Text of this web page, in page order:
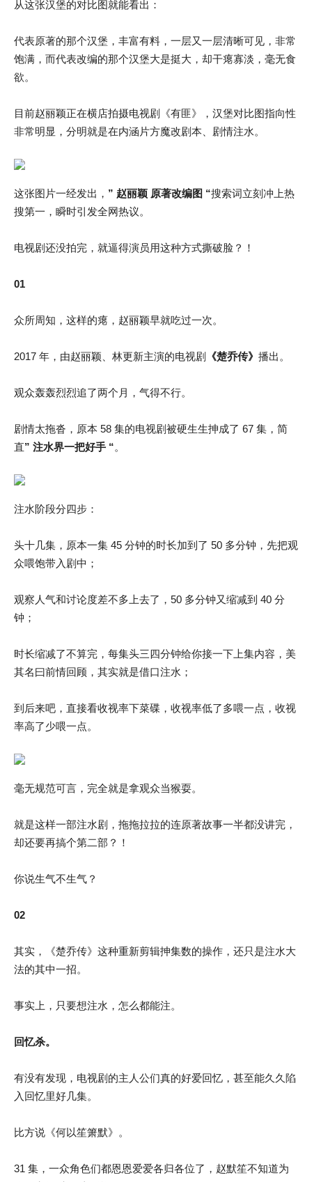
从这张汉堡的对比图就能看出：
代表原著的那个汉堡，丰富有料，一层又一层清晰可见，非常
饱满，而代表改编的那个汉堡大是挺大，却干瘪寡淡，毫无食
欲。
目前赵丽颖正在横店拍摄电视剧《有匪》，汉堡对比图指向性
非常明显，分明就是在内涵片方魔改剧本、剧情注水。
这张图片一经发出， ” 赵丽颖 原著改编图 “搜索词立刻冲上热
搜第一，瞬时引发全网热议。
电视剧还没拍完，就逼得演员用这种方式撕破脸？！
01
众所周知，这样的瘪，赵丽颖早就吃过一次。
2017 年，由赵丽颖、林更新主演的电视剧 《楚乔传》 播出。
观众轰轰烈烈追了两个月，气得不行。
剧情太拖沓，原本 58 集的电视剧被硬生生抻成了 67 集，简
直” 注水界一把好手 “。
注水阶段分四步：
头十几集，原本一集 45 分钟的时长加到了 50 多分钟，先把观
众喂饱带入剧中；
观察人气和讨论度差不多上去了，50 多分钟又缩减到 40 分
钟；
时长缩减了不算完，每集头三四分钟给你接一下上集内容，美
其名曰前情回顾，其实就是借口注水；
到后来吧，直接看收视率下菜碟，收视率低了多喂一点，收视
率高了少喂一点。
毫无规范可言，完全就是拿观众当猴耍。
就是这样一部注水剧，拖拖拉拉的连原著故事一半都没讲完，
却还要再搞个第二部？！
你说生气不生气？
02
其实，《楚乔传》这种重新剪辑抻集数的操作，还只是注水大
法的其中一招。
事实上，只要想注水，怎么都能注。
回忆杀。
有没有发现，电视剧的主人公们真的好爱回忆，甚至能久久陷
入回忆里好几集。
比方说《何以笙箫默》。
31 集，一众角色们都恩恩爱爱各归各位了，赵默笙不知道为